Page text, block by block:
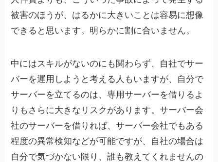
被害のほうが、はるかに大きいことは容易に想像
できると思います。明らかに割に合いません。
中にはスキルがないのにも関わらず、自社でサー
バーを運用しようと考える人もいますが、自分で
サーバーを立てるのは、専用サーバーを借りるよ
りもさらに大きなリスクがあります。サーバー会
社のサーバーを借りれば、サーバー会社でもある
程度の異常検知などが可能ですが、自社の場合は
自分で気づかない限り、誰も教えてくれませんの